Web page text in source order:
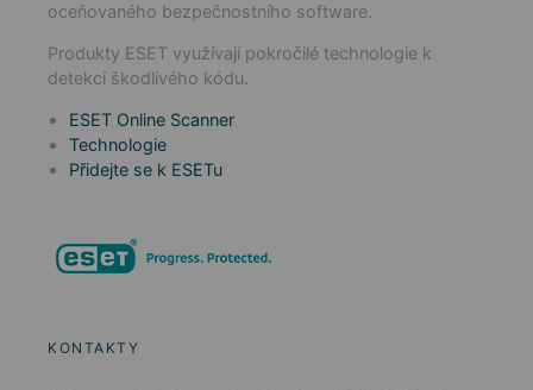
oceňovaného bezpečnostního software.
Produkty ESET využívají pokročilé technologie k
detekci škodlivého kódu.
ESET Online Scanner
Technologie
Přidejte se k ESETu
KONTAKTY